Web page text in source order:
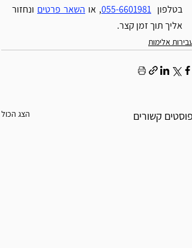
בטלפון 055-6601981, או השאר פרטים
אליך תוך זמן קצר.
עבירות אלימות
פוסטים קשורים הצג הכול